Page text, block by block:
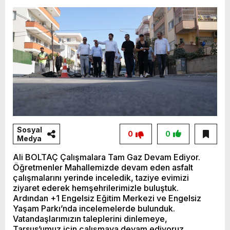
Vahap Seçer
Paylaşımda; Türkiye Belediyeler Birliği Başkanı
ve Mersin Büyükşehir Belediye Başkanımız
Sayın Vahap Seçer’i makamında ziyaret ettik.
Kentimiz başta olmak üzere yerel yönetimlere
ilişkin birçok konuda fikir alışverişinde
bulunduk. Ortak akıl ve iş birliğiyle hayata
görüşme gerçekleştirdik. Nazik ev sahipliği ve
kıymetli değerlendirmeleri için Başkanımız
Sayın Vahap Seçer’e teşekkür ediyorum.
Vahap Seçer
Sosyal
Medya
0
0
Ali BOLTAÇ Çalışmalara Tam Gaz Devam Ediyor.
Öğretmenler Mahallemizde devam eden asfalt
çalışmalarını yerinde inceledik, taziye evimizi
ziyaret ederek hemşehrilerimizle buluştuk.
Ardından +1 Engelsiz Eğitim Merkezi ve Engelsiz
Yaşam Parkı’nda incelemelerde bulunduk.
Vatandaşlarımızın taleplerini dinlemeye,